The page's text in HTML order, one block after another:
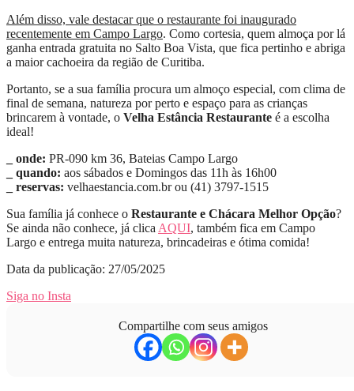
Além disso, vale destacar que o restaurante foi inaugurado
recentemente em Campo Largo. Como cortesia, quem almoça por lá
ganha entrada gratuita no Salto Boa Vista, que fica pertinho e abriga
a maior cachoeira da região de Curitiba.
Portanto, se a sua família procura um almoço especial, com clima de
final de semana, natureza por perto e espaço para as crianças
brincarem à vontade, o Velha Estância Restaurante é a escolha
ideal!
_ onde: PR-090 km 36, Bateias Campo Largo
_ quando: aos sábados e Domingos das 11h às 16h00
_ reservas: velhaestancia.com.br ou (41) 3797-1515
Sua família já conhece o Restaurante e Chácara Melhor Opção?
Se ainda não conhece, já clica AQUI, também fica em Campo
Largo e entrega muita natureza, brincadeiras e ótima comida!
Data da publicação: 27/05/2025
Siga no Insta
Compartilhe com seus amigos